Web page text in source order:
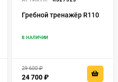
Гребной тренажёр R110
В НАЛИЧИИ
29 600
24 700